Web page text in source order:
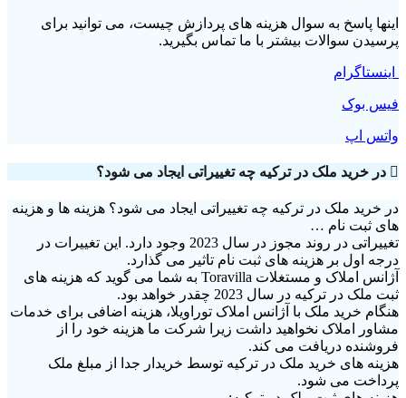
اینها پاسخ به سوال هزینه های پردازش چیست، می توانید برای
پرسیدن سوالات بیشتر با ما تماس بگیرید.
اینستاگرام
فیس بوک
واتس اپ
در خرید ملک در ترکیه چه تغییراتی ایجاد می شود؟
در خرید ملک در ترکیه چه تغییراتی ایجاد می شود؟ هزینه ها و هزینه
های ثبت نام …
تغییراتی در روند مجوز در سال 2023 وجود دارد. این تغییرات در
درجه اول بر هزینه های ثبت نام تاثیر می گذارد.
آژانس املاک و مستغلات Toravilla به شما می گوید که هزینه های
ثبت ملک در ترکیه در سال 2023 چقدر خواهد بود.
هنگام خرید ملک با آژانس املاک توراویلا، هزینه اضافی برای خدمات
مشاور املاک نخواهید داشت زیرا شرکت ما هزینه خود را از
فروشنده دریافت می کند.
هزینه های خرید ملک در ترکیه توسط خریدار جدا از مبلغ ملک
پرداخت می شود.